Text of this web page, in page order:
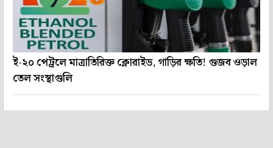
ই-২০ পেট্রলে মাত্রাতিরিক্ত ক্লোরাইড, গাড়ির ক্ষতি! গুজব ওড়াল
তেল সংস্থাগুলি